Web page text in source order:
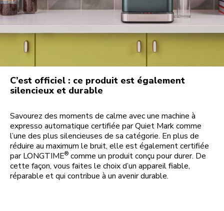
C’est officiel : ce produit est également
silencieux et durable
Savourez des moments de calme avec une machine à
expresso automatique certifiée par Quiet Mark comme
l’une des plus silencieuses de sa catégorie. En plus de
réduire au maximum le bruit, elle est également certifiée
par LONGTIME® comme un produit conçu pour durer. De
cette façon, vous faites le choix d’un appareil fiable,
réparable et qui contribue à un avenir durable.